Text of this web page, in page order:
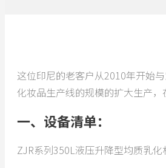
这位印尼的老客户从2010年开始
化妆品生产线的规模的扩大生产
一、设备清单：
ZJR系列350L液压升降型均质乳化